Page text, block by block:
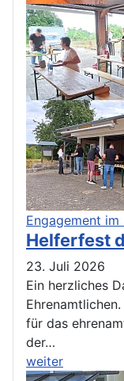
Engagement
Helferfest
23. Juli 2026
Ein herzliches
für das
der…
weiter